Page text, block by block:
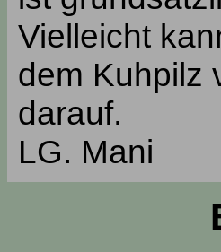
Vielleicht
dem Kuhpilz
darauf.
LG. Mani